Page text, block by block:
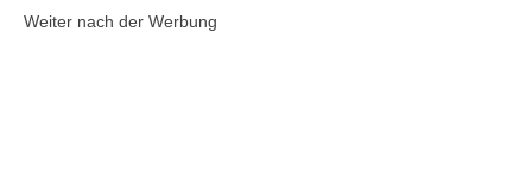
Weiter nach der Werbung